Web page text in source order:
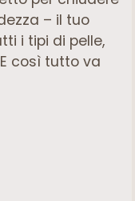
– il tuo
i tipi di pelle,
così tutto va